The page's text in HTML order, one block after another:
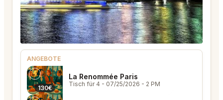
ANGEBOTE
130€
La Renommée Paris
Tisch für 4 - 07/25/2026 - 2 PM